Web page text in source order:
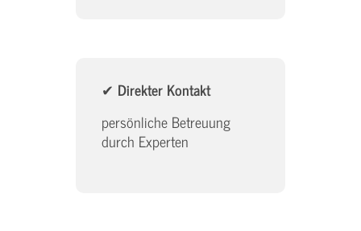
✔ Direkter Kontakt
persönliche Betreuung
durch Experten